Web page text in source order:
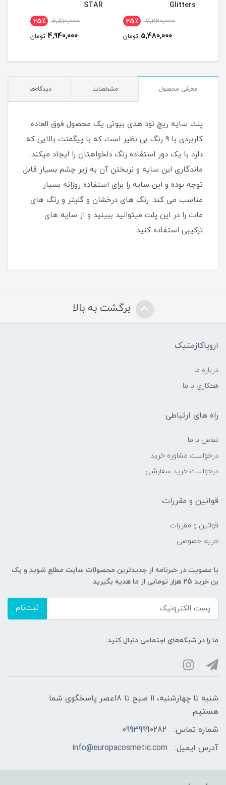
Glitters
7,220,000 25٪
5,480,000 تومان
STAR
6,510,000 25٪
4,940,000 تومان
معرفی محصول مشخصات دیدگاه‌ها
پلت سایه ریچ نود هدی بیوتی یک محصول فوق العاده
کاربردی با 9 رنگ بی نظیر است که با پیگمنت بالایی که
دارد با یک دور استفاده رنگ دلخواهتان را ایجاد میکند.
ماندگاری این سایه و نریختن آن به زیر چشم بسیار قابل
توجه بوده و این سایه را برای استفاده روزانه بسیار
مناسب می کند. رنگ های درخشان و گلیتر و رنگ های
مات را در این پلت میتوانید ببینید و از سایه های
ترکیبی استفاده کنید.
برگشت به بالا
اروپاکازمتیک
درباره ما
همکاری با ما
راه های ارتباطی
تماس با ما
درخواست مشاوره خرید
درخواست خرید سفارشی
قوانین و مقررات
قوانین و مقررات
حریم خصوصی
با عضویت در خبرنامه از جدیدترین محصولات سایت مطلع شوید و یک
بن خرید 25 هزار تومانی از ما هدیه بگیرید
ثبت‌نام
ما را در شبکه‌های اجتماعی دنبال کنید:
شنبه تا چهارشنبه، 11 صبح تا 18عصر پاسخگوی شما
هستیم
شماره تماس:
09939990282
آدرس ایمیل:
info@europacosmetic.com